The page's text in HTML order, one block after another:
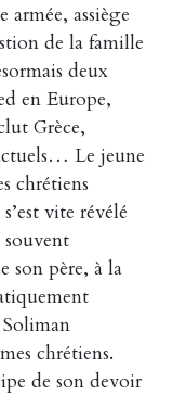
armée, assiège
de la famille
deux
en Europe,
Grèce,
Le jeune
chrétiens
vite révélé
son père, à la
chrétiens.
de son devoir